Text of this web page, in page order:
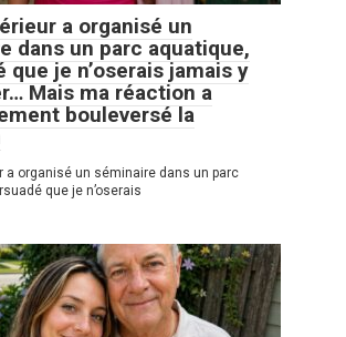
a organisé un
dans un parc aquatique,
que je n’oserais jamais y
Mais ma réaction a
bouleversé la
a organisé un séminaire dans un parc
que je n’oserais